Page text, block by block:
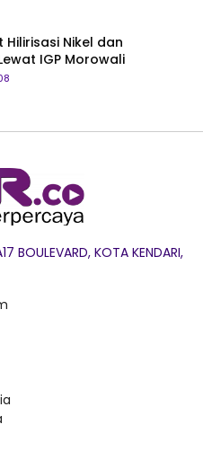
Hilirisasi Nikel dan
IGP Morowali
BOULEVARD, KOTA KENDARI,